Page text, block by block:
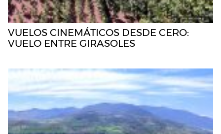
VUELOS CINEMÁTICOS DESDE CERO:
VUELO ENTRE GIRASOLES